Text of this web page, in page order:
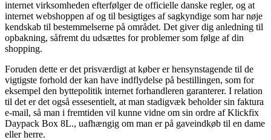
internet virksomheden efterfølger de officielle danske regler, og at
internet webshoppen af og til besigtiges af sagkyndige som har nøje
kendskab til bestemmelserne på området. Det giver dig anledning til
opbakning, såfremt du udsættes for problemer som følge af din
shopping.
Foruden dette er det prisværdigt at køber er hensynstagende til de
vigtigste forhold der kan have indflydelse på bestillingen, som for
eksempel den byttepolitik internet forhandleren garanterer. I relation
til det er det også essesentielt, at man stadigvæk beholder sin faktura
e-mail, så man i fremtiden vil kunne vidne om sin ordre af Klickfix
Daypack Box 8L., uafhængig om man er på gaveindkøb til en dame
eller herre.